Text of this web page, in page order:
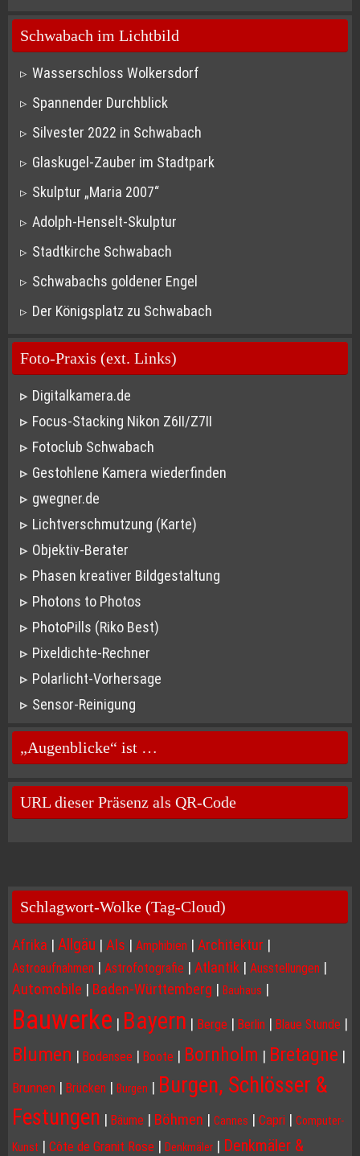
Schwabach im Lichtbild
Wasserschloss Wolkersdorf
Spannender Durchblick
Silvester 2022 in Schwabach
Glaskugel-Zauber im Stadtpark
Skulptur „Maria 2007“
Adolph-Henselt-Skulptur
Stadtkirche Schwabach
Schwabachs goldener Engel
Der Königsplatz zu Schwabach
Foto-Praxis (ext. Links)
Digitalkamera.de
Focus-Stacking Nikon Z6II/Z7II
Fotoclub Schwabach
Gestohlene Kamera wiederfinden
gwegner.de
Lichtverschmutzung (Karte)
Objektiv-Berater
Phasen kreativer Bildgestaltung
Photons to Photos
PhotoPills (Riko Best)
Pixeldichte-Rechner
Polarlicht-Vorhersage
Sensor-Reinigung
„Augenblicke“ ist …
URL dieser Präsenz als QR-Code
Schlagwort-Wolke (Tag-Cloud)
Afrika | Allgäu | Als | Amphibien | Architektur |
Astroaufnahmen | Astrofotografie | Atlantik | Ausstellungen |
Automobile | Baden-Württemberg | Bauhaus |
Bauwerke | Bayern | Berge | Berlin | Blaue Stunde |
Blumen | Bodensee | Boote | Bornholm | Bretagne |
Brunnen | Brücken | Burgen | Burgen, Schlösser &
Festungen | Bäume | Böhmen | Cannes | Capri | Computer-
Kunst | Côte de Granit Rose | Denkmäler | Denkmäler &